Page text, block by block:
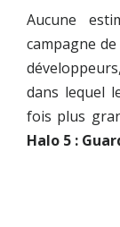
Aucune
campagne de
dans lequel
fois plus
Halo 5 :